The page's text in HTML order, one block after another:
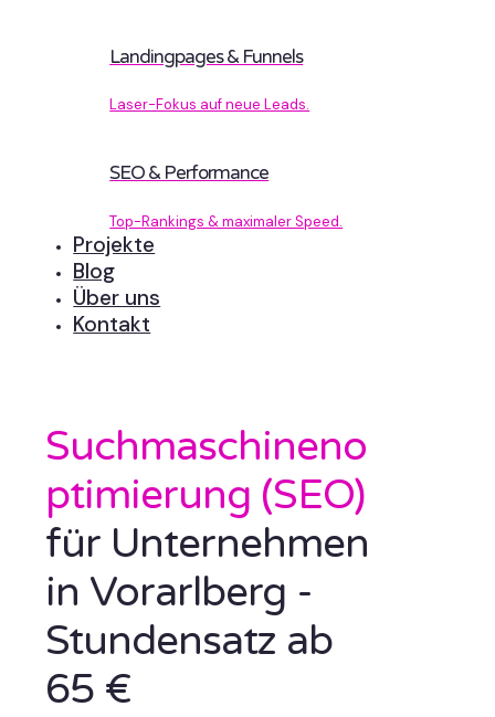
Landingpages & Funnels
Laser-Fokus auf neue Leads.
SEO & Performance
Top-Rankings & maximaler Speed.
Projekte
Blog
Über uns
Kontakt
Suchmaschineno
ptimierung (SEO)
für Unternehmen
in Vorarlberg -
Stundensatz ab
65 €